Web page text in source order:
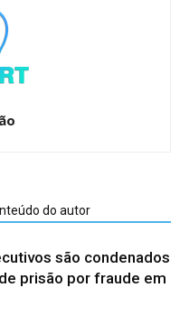
do autor
são condenados
prisão por fraude em